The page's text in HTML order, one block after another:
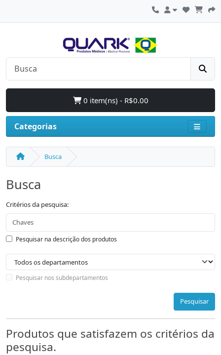
0 item(ns) - R$0.00
Categorias
Busca
Busca
Critérios da pesquisa:
Pesquisar na descrição dos produtos
Pesquisar nos subdepartamentos
Pesquisar
Produtos que satisfazem os critérios da
pesquisa.